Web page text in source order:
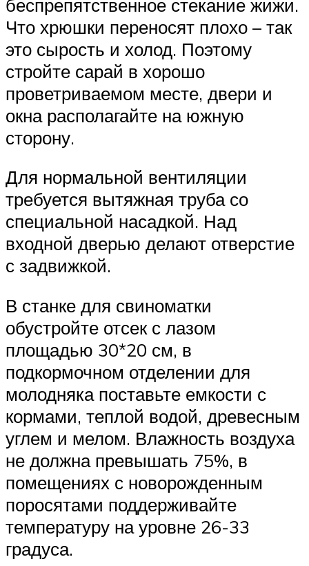
беспрепятственное стекание жижи.
Что хрюшки переносят плохо – так
это сырость и холод. Поэтому
стройте сарай в хорошо
проветриваемом месте, двери и
окна располагайте на южную
сторону.
Для нормальной вентиляции
требуется вытяжная труба со
специальной насадкой. Над
входной дверью делают отверстие
с задвижкой.
В станке для свиноматки
обустройте отсек с лазом
площадью 30*20 см, в
подкормочном отделении для
молодняка поставьте емкости с
кормами, теплой водой, древесным
углем и мелом. Влажность воздуха
не должна превышать 75%, в
помещениях с новорожденным
поросятами поддерживайте
температуру на уровне 26-33
градуса.